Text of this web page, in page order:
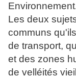
Les deux
communs
de transport,
et des zones
de velléités